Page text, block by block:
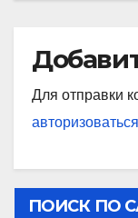
Для отправки
авторизоваться
ПОИСК ПО